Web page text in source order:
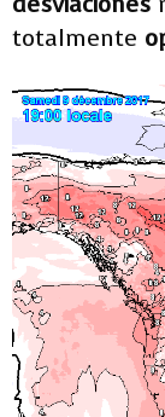
totalmente